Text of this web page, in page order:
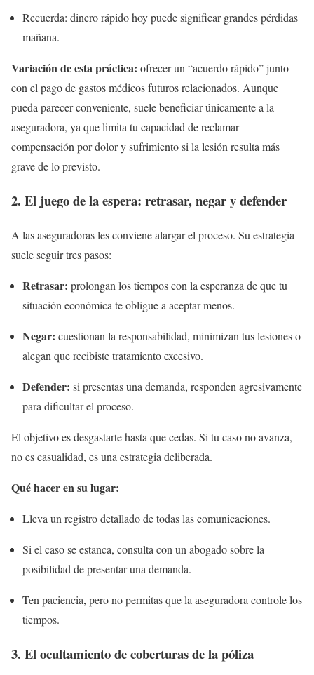
Recuerda: dinero rápido hoy puede significar grandes pérdidas
mañana.
Variación de esta práctica: ofrecer un “acuerdo rápido” junto
con el pago de gastos médicos futuros relacionados. Aunque
pueda parecer conveniente, suele beneficiar únicamente a la
aseguradora, ya que limita tu capacidad de reclamar
compensación por dolor y sufrimiento si la lesión resulta más
grave de lo previsto.
2. El juego de la espera: retrasar, negar y defender
A las aseguradoras les conviene alargar el proceso. Su estrategia
suele seguir tres pasos:
Retrasar: prolongan los tiempos con la esperanza de que tu
situación económica te obligue a aceptar menos.
Negar: cuestionan la responsabilidad, minimizan tus lesiones o
alegan que recibiste tratamiento excesivo.
Defender: si presentas una demanda, responden agresivamente
para dificultar el proceso.
El objetivo es desgastarte hasta que cedas. Si tu caso no avanza,
no es casualidad, es una estrategia deliberada.
Qué hacer en su lugar:
Lleva un registro detallado de todas las comunicaciones.
Si el caso se estanca, consulta con un abogado sobre la
posibilidad de presentar una demanda.
Ten paciencia, pero no permitas que la aseguradora controle los
tiempos.
3. El ocultamiento de coberturas de la póliza